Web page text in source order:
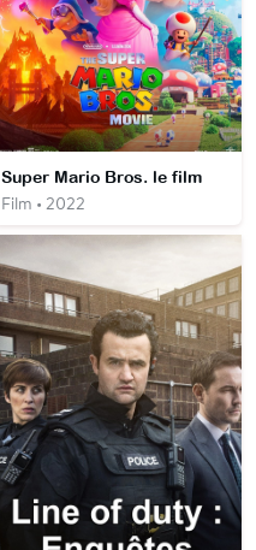
Super Mario Bros. le film
Film • 2022